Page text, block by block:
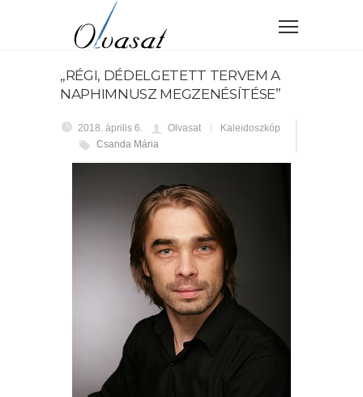
„RÉGI, DÉDELGETETT TERVEM A
NAPHIMNUSZ MEGZENÉSÍTÉSE”
2018. április 6. Olvasat
Kaleidoszkóp
Csanda Mária